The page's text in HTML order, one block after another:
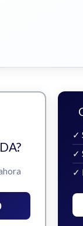
✓
✓
✓